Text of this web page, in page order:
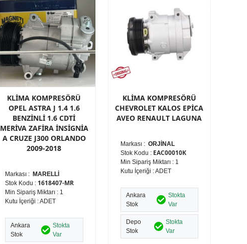
KLİMA KOMPRESÖRÜ
OPEL ASTRA J 1.4 1.6
BENZİNLİ 1.6 CDTİ
MERİVA ZAFİRA İNSİGNİA
A CRUZE J300 ORLANDO
2009-2018
Markası : MARELLİ
Stok Kodu : 1618407-MR
Min Sipariş Miktarı : 1
Kutu İçeriği : ADET
Ankara
Stok
Stokta
Var
KLİMA KOMPRESÖRÜ
CHEVROLET KALOS EPİCA
AVEO RENAULT LAGUNA
Markası : ORJİNAL
Stok Kodu : EAC00010K
Min Sipariş Miktarı : 1
Kutu İçeriği : ADET
Ankara
Stok
Stokta
Var
Depo
Stok
Stokta
Var